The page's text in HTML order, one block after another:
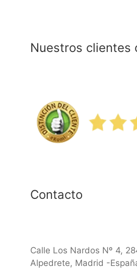
Nuestros clientes
Contacto
Calle Los Nardos Nº 4,
Alpedrete, Madrid -